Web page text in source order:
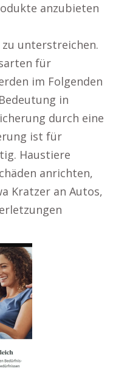
anzubieten
unterstreichen.
für
im Folgenden
in
durch eine
ist für
Haustiere
anrichten,
Kratzer an Autos,